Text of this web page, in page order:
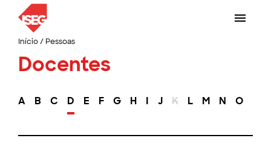
Início/ Pessoas
Docentes
A B C D E F G H I J K L M N O